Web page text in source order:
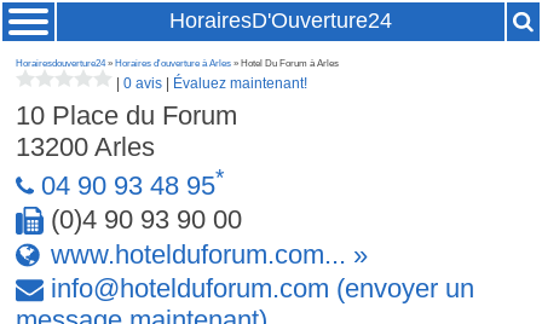
HorairesD'Ouverture24
Horairesdouverture24» Horaires d'ouverture à Arles » Hotel Du Forum à Arles
|0 avis Évaluez maintenant!
10 Place du Forum
13200Arles
04 90 93 48 95*
(0)4 90 93 90 00
www.hotelduforum.com... »
info@hotelduforum.com (envoyer un